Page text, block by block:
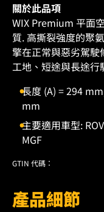
關於此品項
WIX Premium 平面
質. 高撕裂強度的聚
擎在正常與惡劣駕駛
工地、短途與長途行
長度 (A) = 294
mm
主要適用車型:
MGF
GTIN 代碼：
產品細節